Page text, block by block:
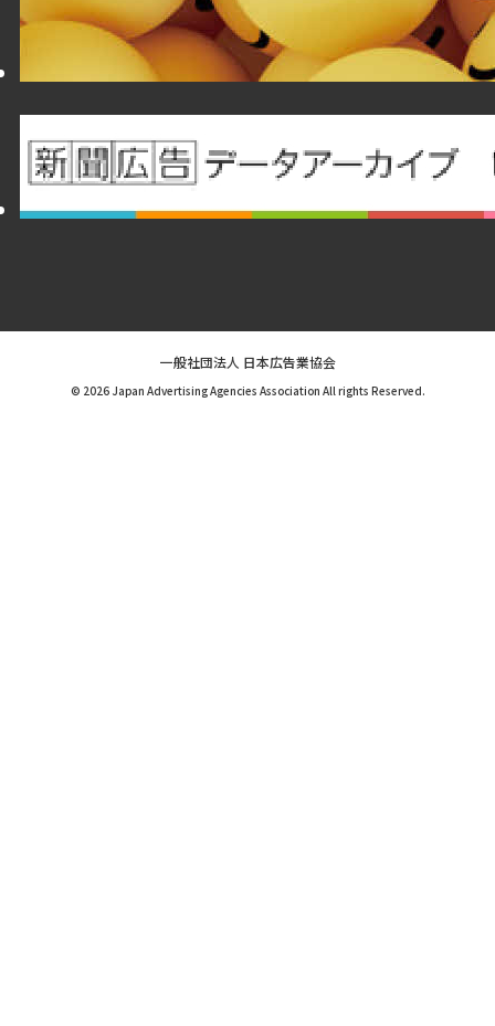
一般社団法人 日本広告業協会
© 2026 Japan Advertising Agencies Association All rights Reserved.